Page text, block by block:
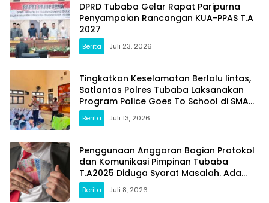
DPRD Tubaba Gelar Rapat Paripurna
Penyampaian Rancangan KUA-PPAS T.A
2027
Berita Juli 23, 2026
Tingkatkan Keselamatan Berlalu lintas,
Satlantas Polres Tubaba Laksanakan
Program Police Goes To School di SMAN
1 Tumijajar
Berita Juli 13, 2026
Penggunaan Anggaran Bagian Protokol
dan Komunikasi Pimpinan Tubaba
T.A2025 Diduga Syarat Masalah. Ada
Indikasi Tumpang Tindih dan Kegiatan
Fiktif
Berita Juli 8, 2026